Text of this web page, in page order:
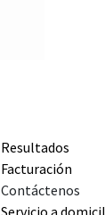
Resultados
Facturación
Contáctenos
Servicio a